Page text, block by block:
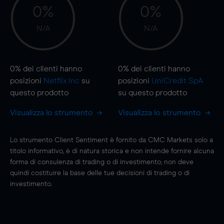
0%
N/A
0% dei clienti hanno
posizioni Netflix Inc su
questo prodotto
Visualizza lo strumento
0%
N/A
0% dei clienti hanno
posizioni UniCredit SpA
su questo prodotto
Visualizza lo strumento
Lo strumento Client Sentiment è fornito da CMC Markets solo a
titolo informativo, è di natura storica e non intende fornire alcuna
forma di consulenza di trading o di investimento; non deve
quindi costituire la base delle tue decisioni di trading o di
investimento.